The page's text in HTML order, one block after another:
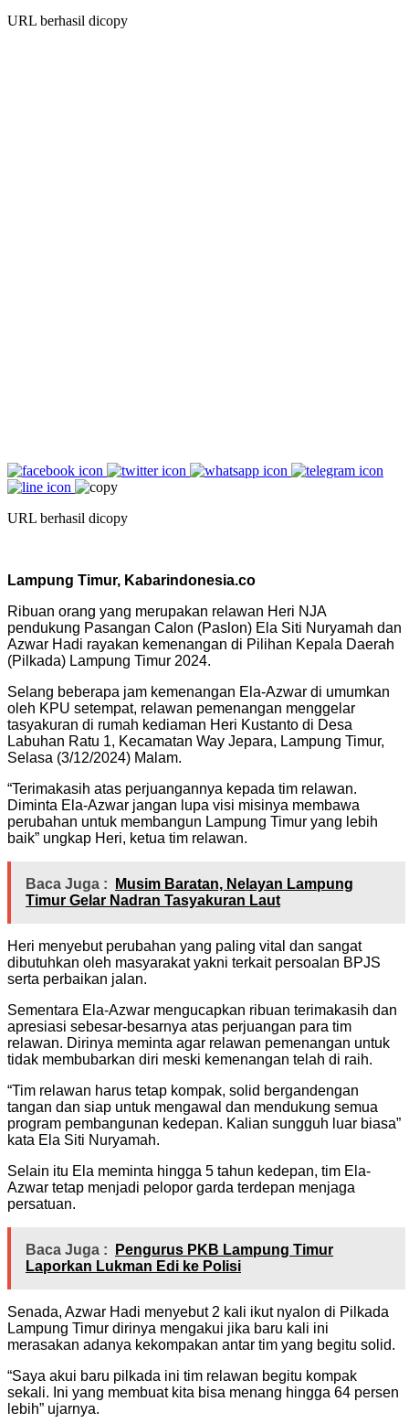
URL berhasil dicopy
URL berhasil dicopy
Lampung Timur, Kabarindonesia.co
Ribuan orang yang merupakan relawan Heri NJA
pendukung Pasangan Calon (Paslon) Ela Siti Nuryamah dan
Azwar Hadi rayakan kemenangan di Pilihan Kepala Daerah
(Pilkada) Lampung Timur 2024.
Selang beberapa jam kemenangan Ela-Azwar di umumkan
oleh KPU setempat, relawan pemenangan menggelar
tasyakuran di rumah kediaman Heri Kustanto di Desa
Labuhan Ratu 1, Kecamatan Way Jepara, Lampung Timur,
Selasa (3/12/2024) Malam.
“Terimakasih atas perjuangannya kepada tim relawan.
Diminta Ela-Azwar jangan lupa visi misinya membawa
perubahan untuk membangun Lampung Timur yang lebih
baik” ungkap Heri, ketua tim relawan.
Baca Juga :
Musim Baratan, Nelayan Lampung
Timur Gelar Nadran Tasyakuran Laut
Heri menyebut perubahan yang paling vital dan sangat
dibutuhkan oleh masyarakat yakni terkait persoalan BPJS
serta perbaikan jalan.
Sementara Ela-Azwar mengucapkan ribuan terimakasih dan
apresiasi sebesar-besarnya atas perjuangan para tim
relawan. Dirinya meminta agar relawan pemenangan untuk
tidak membubarkan diri meski kemenangan telah di raih.
“Tim relawan harus tetap kompak, solid bergandengan
tangan dan siap untuk mengawal dan mendukung semua
program pembangunan kedepan. Kalian sungguh luar biasa”
kata Ela Siti Nuryamah.
Selain itu Ela meminta hingga 5 tahun kedepan, tim Ela-
Azwar tetap menjadi pelopor garda terdepan menjaga
persatuan.
Baca Juga :
Pengurus PKB Lampung Timur
Laporkan Lukman Edi ke Polisi
Senada, Azwar Hadi menyebut 2 kali ikut nyalon di Pilkada
Lampung Timur dirinya mengakui jika baru kali ini
merasakan adanya kekompakan antar tim yang begitu solid.
“Saya akui baru pilkada ini tim relawan begitu kompak
sekali. Ini yang membuat kita bisa menang hingga 64 persen
lebih” ujarnya.